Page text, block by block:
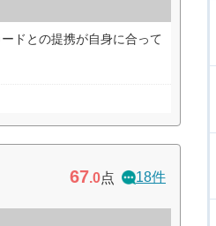
ドとの提携が自身に合って
67.0点 18件